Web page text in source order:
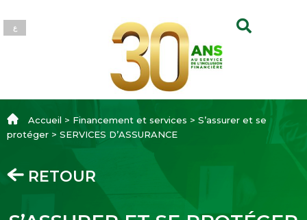
ع
Accueil > Financement et services > S’assurer et se
protéger > SERVICES D’ASSURANCE
RETOUR